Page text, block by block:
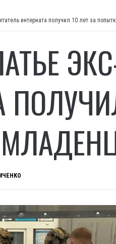
интерната получил 10 лет за